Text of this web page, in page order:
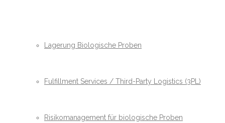
Lagerung Biologische Proben
Fulfillment Services / Third-Party Logistics (3PL)
Risikomanagement für biologische Proben